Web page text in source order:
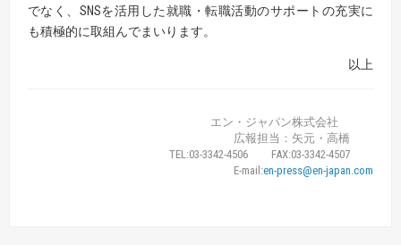
でなく、SNSを活用した就職・転職活動のサポートの充実に
も積極的に取組んでまいります。
以上
エン・ジャパン株式会社
広報担当：矢元・高橋
TEL:03-3342-4506 FAX:03-3342-4507
E-mail:en-press@en-japan.com